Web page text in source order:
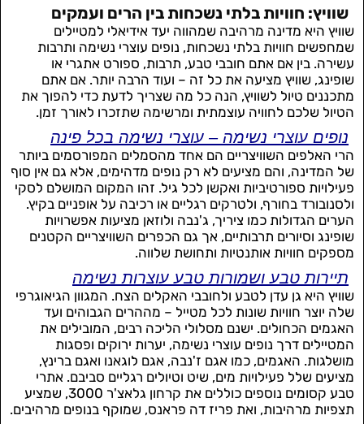
שוויץ: חוויות בלתי נשכחות בין הרים ועמקים
שוויץ היא מדינה מרהיבה שמהווה יעד אידיאלי למטיילים
שמחפשים חוויות בלתי נשכחות, נופים עוצרי נשימה ותרבות
עשירה. בין אם אתם חובבי טבע, תרבות, ספורט אתגרי או
שופינג, שוויץ מציעה את כל זה – ועוד הרבה יותר. אם אתם
מתכננים טיול לשוויץ, הנה כל מה שצריך לדעת כדי להפוך את
הטיול שלכם לחוויה עוצמתית ומרשימה שתזכרו לאורך זמן.
נופים עוצרי נשימה – עוצרי נשימה בכל פינה
הרי האלפים השוויצריים הם אחד מהסמלים המפורסמים ביותר
של המדינה, והם מציעים לא רק נופים מדהימים, אלא גם אין סוף
פעילויות ספורטיביות ואקשן לכל גיל. זהו המקום המושלם לסקי
ולסנובורד בחורף, ולטרקים רגליים או רכיבה על אופניים בקיץ.
הערים הגדולות כמו ציריך, ג'נבה ולוזאן מציעות אפשרויות
שופינג וסיורים תרבותיים, אך גם הכפרים השוויצריים הקטנים
מספקים חוויות אותנטיות ותחושת שלווה.
תיירות טבע ושמורות טבע עוצרות נשימה
שוויץ היא גן עדן לטבע ולחובבי האקלים הצח. המגוון הגיאוגרפי
שלה יוצר חוויות שונות לכל מטייל – מההרים הגבוהים ועד
האגמים הכחולים. ישנם מסלולי הליכה רבים, המובילים את
המטיילים דרך נופים עוצרי נשימה, יערות ירוקים ופסגות
מושלגות. האגמים, כמו אגם ז'נבה, אגם לוגאנו ואגם ברינץ,
מציעים שלל פעילויות מים, שיט וטיולים רגליים סביבם. אתרי
טבע קסומים נוספים כוללים את קרחון גלאצ'ר 3000, שמציע
תצפיות מרהיבות, ואת פריז דה פראנס, שמוקף בנופים מרהיבים.